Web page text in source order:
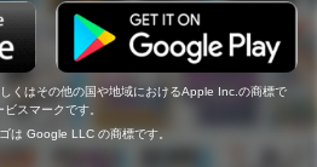
くはその他の国や地域におけるApple Inc.の商標で
スマークです。
は Google LLC の商標です。